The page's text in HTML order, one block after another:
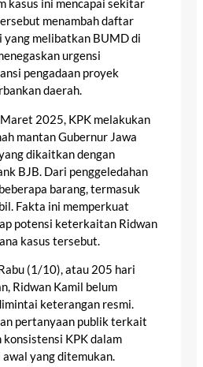
kasus ini mencapai sekitar
menambah daftar
yang melibatkan BUMD di
urgensi
pengadaan proyek
daerah.
2025, KPK melakukan
mantan Gubernur Jawa
dikaitkan dengan
BJB. Dari penggeledahan
barang, termasuk
Fakta ini memperkuat
potensi keterkaitan Ridwan
kasus tersebut.
(1/10), atau 205 hari
Ridwan Kamil belum
keterangan resmi.
pertanyaan publik terkait
KPK dalam
yang ditemukan.